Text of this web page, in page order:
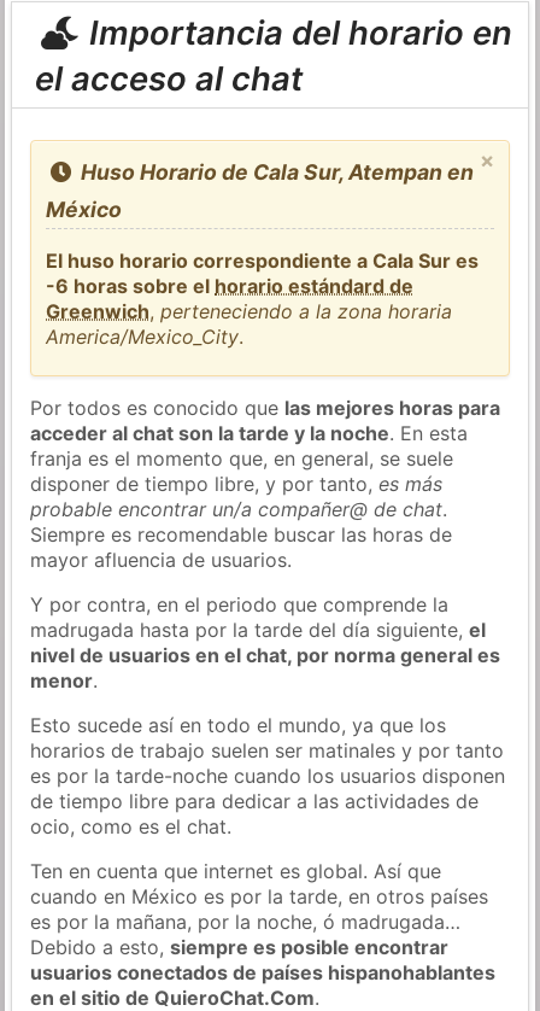
Importancia del horario en
el acceso al chat
×
Huso Horario de Cala Sur, Atempan en
México
El huso horario correspondiente a Cala Sur es
-6 horas sobre el horario estándard de
Greenwich,perteneciendo a la zona horaria
America/Mexico_City.
Por todos es conocido que las mejores horas para
acceder al chat son la tarde y la noche. En esta
franja es el momento que, en general, se suele
disponer de tiempo libre, y por tanto,es más
probable encontrar un/a compañer@ de chat.
Siempre es recomendable buscar las horas de
mayor afluencia de usuarios.
Y por contra, en el periodo que comprende la
madrugada hasta por la tarde del día siguiente,el
nivel de usuarios en el chat, por norma general es
menor.
Esto sucede así en todo el mundo, ya que los
horarios de trabajo suelen ser matinales y por tanto
es por la tarde-noche cuando los usuarios disponen
de tiempo libre para dedicar a las actividades de
ocio, como es el chat.
Ten en cuenta que internet es global. Así que
cuando en México es por la tarde, en otros países
es por la mañana, por la noche, ó madrugada…
Debido a esto,siempre es posible encontrar
usuarios conectados de países hispanohablantes
en el sitio de QuieroChat.Com.